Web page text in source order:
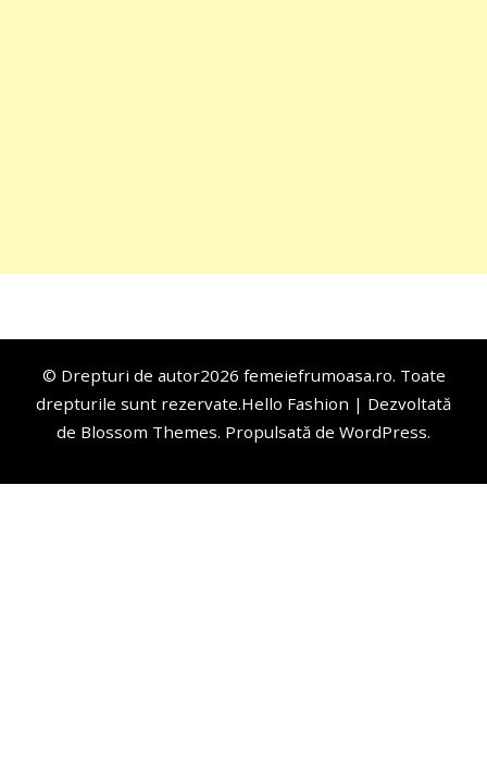
© Drepturi de autor2026 femeiefrumoasa.ro. Toate
drepturile sunt rezervate.Hello Fashion | Dezvoltată
de Blossom Themes. Propulsată de WordPress.